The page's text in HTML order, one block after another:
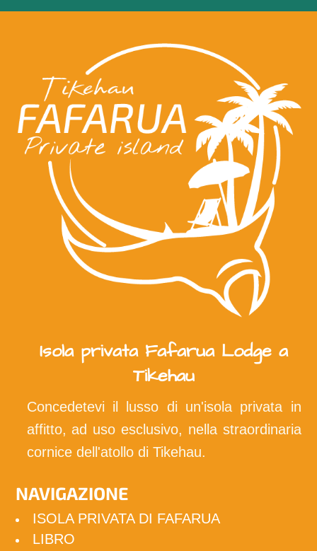
Isola privata Fafarua Lodge a
Tikehau
Concedetevi il lusso di un'isola privata in
affitto, ad uso esclusivo, nella straordinaria
cornice dell'atollo di Tikehau.
NAVIGAZIONE
ISOLA PRIVATA DI FAFARUA
LIBRO